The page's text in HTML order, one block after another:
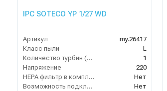
IPC SOTECO YP 1/27 WD
Артикул
my.26417
Класс пыли
L
Количество турбин (шт)
1
Напряжение
220
HEPA фильтр в комплекте
Нет
Возможность подключения электрощетки
Нет